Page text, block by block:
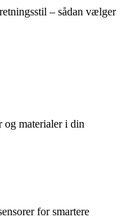
– sådan vælger
materialer i din
for smartere